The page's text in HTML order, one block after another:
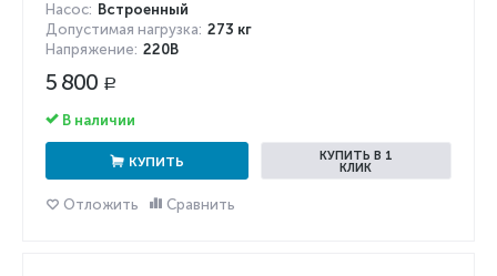
Насос: Встроенный
Допустимая нагрузка: 273 кг
Напряжение: 220В
5 800 Р
В наличии
КУПИТЬ
КУПИТЬ В 1
КЛИК
Отложить Сравнить